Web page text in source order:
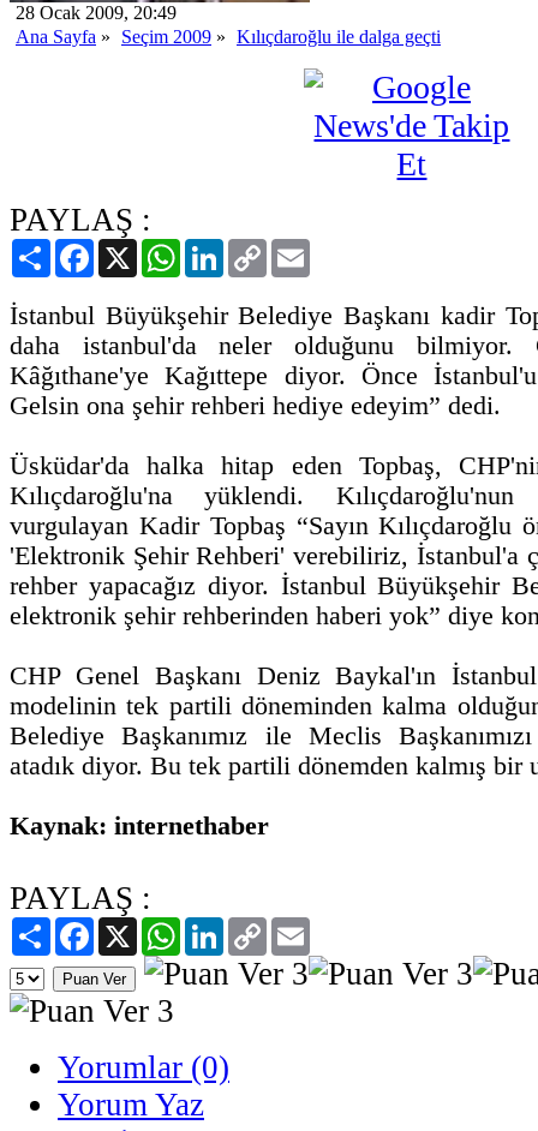
28 Ocak 2009, 20:49
Ana Sayfa » Seçim 2009 » Kılıçdaroğlu ile dalga geçti
PAYLAŞ :
PaylaşFacebook
X WhatsAppLinkedIn
Copy
Link
İstanbul Büyükşehir Belediye Başkanı kadir
daha istanbul'da neler olduğunu bilmiyor.
Kâğıthane'ye Kağıttepe diyor. Önce
Gelsin ona şehir rehberi hediye edeyim” dedi.
Üsküdar'da halka hitap eden Topbaş,
Kılıçdaroğlu'na yüklendi. Kılıçdaroğlu'nun
vurgulayan Kadir Topbaş “Sayın Kılıçdaroğlu
'Elektronik Şehir Rehberi' verebiliriz, İstanbul'a
rehber yapacağız diyor. İstanbul Büyükşehir
elektronik şehir rehberinden haberi yok” diye
CHP Genel Başkanı Deniz Baykal'ın
modelinin tek partili döneminden kalma
Belediye Başkanımız ile Meclis
atadık diyor. Bu tek partili dönemden kalmış bir
Kaynak: internethaber
PAYLAŞ :
PaylaşFacebook
X WhatsAppLinkedIn
Copy
Link
Yorumlar (0)
Yorum Yaz